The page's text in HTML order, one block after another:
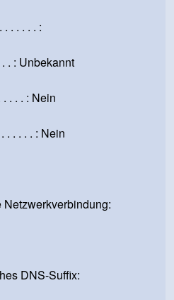
. . . . . :
. : Unbekannt
. . . : Nein
. . . . : Nein
DNS-Suffix: